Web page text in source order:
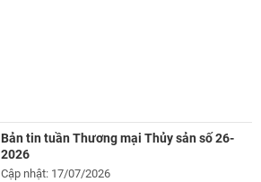
Bản tin tuần Thương mại Thủy sản số 26-
2026
Cập nhật: 17/07/2026